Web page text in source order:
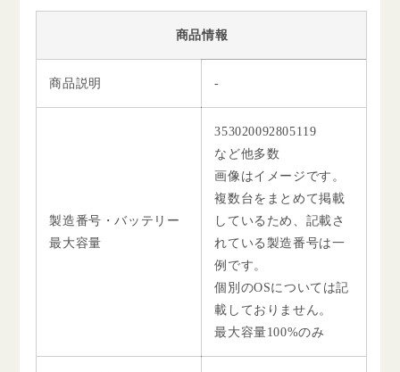
商品情報
商品説明 -
製造番号・バッテリー
最大容量
353020092805119
など他多数
画像はイメージです。
複数台をまとめて掲載
しているため、記載さ
れている製造番号は一
例です。
個別のOSについては記
載しておりません。
最大容量100%のみ